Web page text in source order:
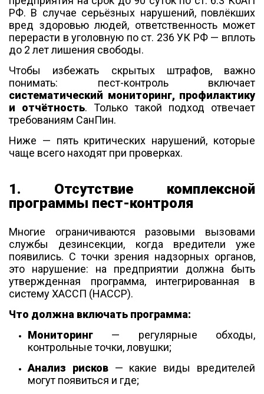
РФ. В случае серьёзных нарушений, повлёкших
вред здоровью людей, ответственность может
перерасти в уголовную по ст. 236 УК РФ — вплоть
до 2 лет лишения свободы.
Чтобы избежать скрытых штрафов, важно
понимать: пест-контроль включает
систематический мониторинг, профилактику
и отчётность. Только такой подход отвечает
требованиям СанПин.
Ниже — пять критических нарушений, которые
чаще всего находят при проверках.
1. Отсутствие комплексной
программы пест-контроля
Многие ограничиваются разовыми вызовами
службы дезинсекции, когда вредители уже
появились. С точки зрения надзорных органов,
это нарушение: на предприятии должна быть
утвержденная программа, интегрированная в
систему ХАССП (HACCP).
Что должна включать программа:
Мониторинг — регулярные обходы,
контрольные точки, ловушки;
Анализ рисков— какие виды вредителей
могут появиться и где;